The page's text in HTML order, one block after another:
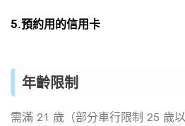
5.預約用的信用卡
年齡限制
需滿 21 歲（部分車行限制 25 歲